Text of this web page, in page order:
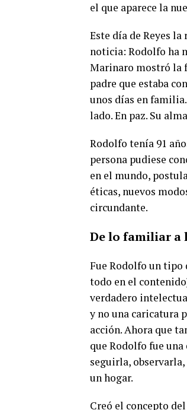
el que aparece la
Este día de Reyes
noticia: Rodolfo ha
Marinaro mostró la
padre que estaba
unos días en
lado. En paz. Su
Rodolfo tenía 91
persona pudiese
en el mundo,
éticas, nuevos
circundante.
De lo familiar
Fue Rodolfo un tipo
todo en el
verdadero
y no una caricatura
acción. Ahora que
que Rodolfo fue
seguirla,
un hogar.
Creó el concepto